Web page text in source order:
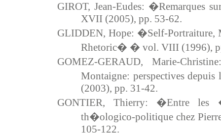
GIROT, Jean-Eudes: �Remarques
XVII (2005), pp. 53-62.
GLIDDEN, Hope: �Self-Portraiture,
Rhetoric� � vol. VIII (1996),
GOMEZ-GERAUD, Marie-
Montaigne: perspectives depuis
(2003), pp. 31-42.
GONTIER, Thierry: �Entre les
th�ologico-politique chez
105-122.